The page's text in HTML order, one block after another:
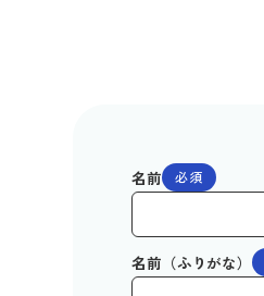
名前 必須
名前（ふりがな）